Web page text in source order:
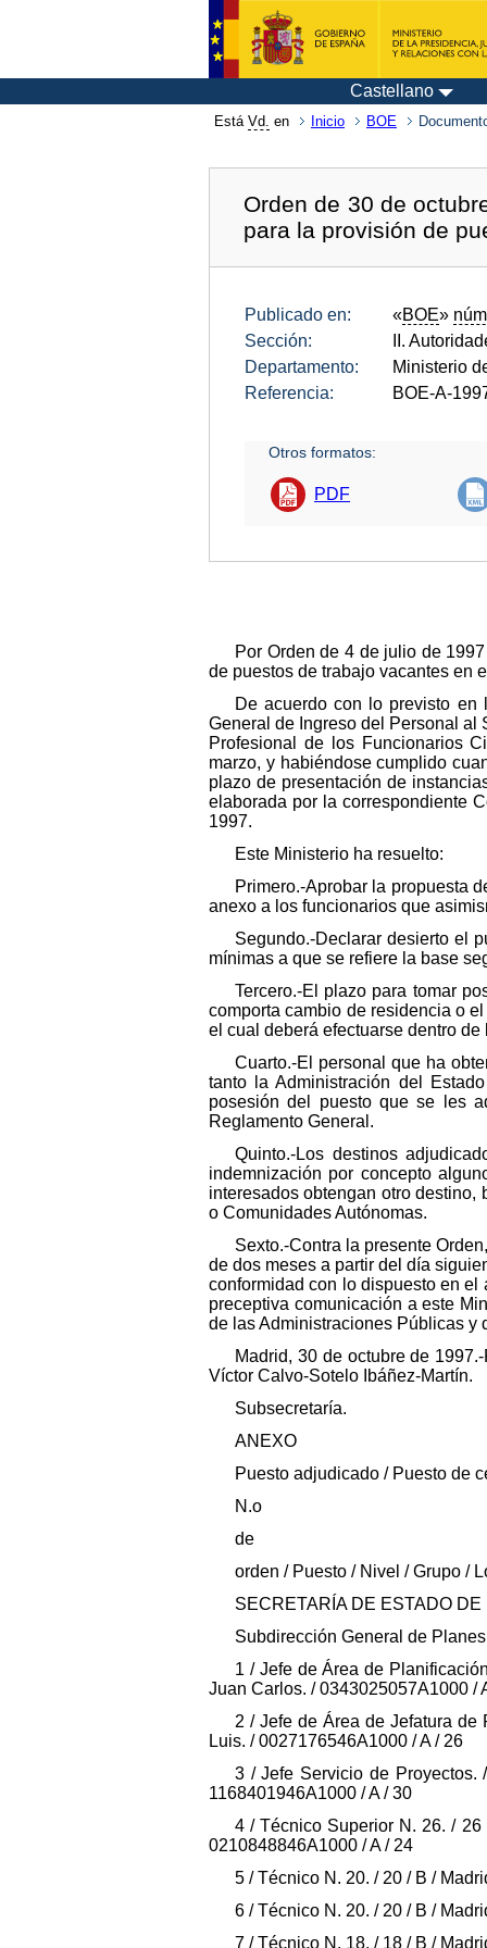
Castellano
Está Vd. en Inicio BOE
Orden de 30 de
para la provisión de
Publicado en: «BOE»
Sección:
II.
Departamento:
Ministerio
Referencia:
BOE-A-
Otros formatos:
PDF
Por Orden de 4 de julio de
de puestos de trabajo vacantes en
De acuerdo con lo previsto en
General de Ingreso del Personal al
Profesional de los Funcionarios
marzo, y habiéndose cumplido
plazo de presentación de
elaborada por la correspondiente
1997.
Este Ministerio ha resuelto:
Primero.-Aprobar la propuesta
anexo a los funcionarios que
Segundo.-Declarar desierto el
mínimas a que se refiere la base
Tercero.-El plazo para tomar
comporta cambio de residencia o
el cual deberá efectuarse dentro
Cuarto.-El personal que ha
tanto la Administración del
posesión del puesto que se les
Reglamento General.
Quinto.-Los destinos
indemnización por concepto
interesados obtengan otro
o Comunidades Autónomas.
Sexto.-Contra la presente
de dos meses a partir del día
conformidad con lo dispuesto en
preceptiva comunicación a este
de las Administraciones Públicas y
Madrid, 30 de octubre de
Víctor Calvo-Sotelo Ibáñez-Martín.
Subsecretaría.
ANEXO
Puesto adjudicado / Puesto de
N.o
de
orden / Puesto / Nivel / Grupo /
SECRETARÍA DE ESTADO
Subdirección General de
1 / Jefe de Área de
Juan Carlos. / 0343025057A1000 /
2 / Jefe de Área de Jefatura de
Luis. / 0027176546A1000 / A / 26
3 / Jefe Servicio de Proyectos.
1168401946A1000 / A / 30
4 / Técnico Superior N. 26. /
0210848846A1000 / A / 24
5 / Técnico N. 20. / 20 / B /
6 / Técnico N. 20. / 20 / B /
7 / Técnico N. 18. / 18 / B /